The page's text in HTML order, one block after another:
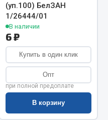
клавишные
(уп.100) БелЗАН
1/26444/01
В наличии
6 ₽
Купить в один клик
Опт
при полной предоплате
В корзину